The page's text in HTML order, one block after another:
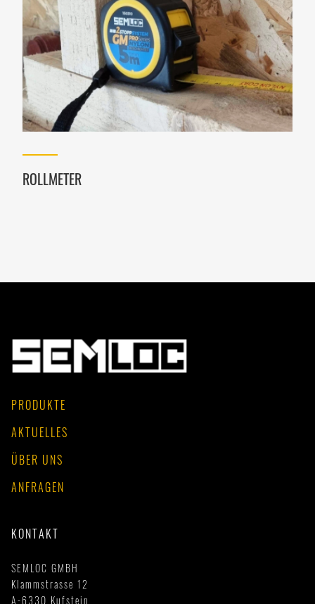
ROLLMETER
PRODUKTE
AKTUELLES
ÜBER UNS
ANFRAGEN
KONTAKT
SEMLOC GMBH
Klammstrasse 12
A-6330 Kufstein